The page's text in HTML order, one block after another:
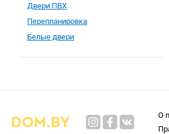
Двери ПВХ
Перепланировка
Белые двери
О